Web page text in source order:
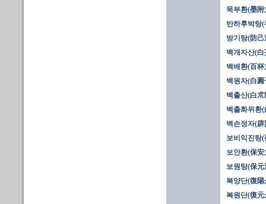
묵부환(墨附
반하후박탕
방기탕(防己
백개자산(
백배환(百杯
백원자(白圓
백출산(白
백출화위환
벽손정자(
보비익진탕
보안환(保安
보원탕(保
복양단(復陽
복원단(復元